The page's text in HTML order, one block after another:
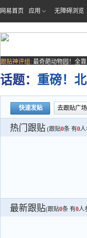
网易首页 应用 无障碍浏览
跟贴神评组: 最奇葩动物园！全
场子
话题： 重磅！
快速发贴 去跟贴广
热门跟贴 (跟贴0条 有0
最新跟贴(跟贴0条 有0人